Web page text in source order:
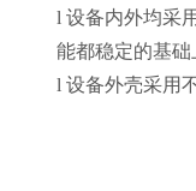
l设备内外均采用
能都稳定的基础上
l设备外壳采用不锈